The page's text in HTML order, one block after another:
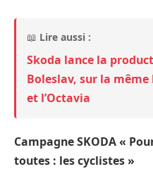
📖 Lire aussi :
Skoda lance la
Boleslav, sur la même
et l’Octavia
Campagne SKODA «
toutes : les cyclistes »